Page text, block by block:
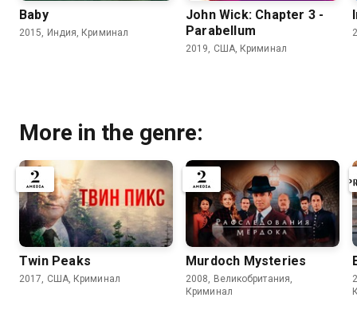
Baby
2015, Индия, Криминал
John Wick: Chapter 3 -
Parabellum
2019, США, Криминал
More in the genre:
Twin Peaks
2017, США, Криминал
Murdoch Mysteries
2008, Великобритания,
Криминал